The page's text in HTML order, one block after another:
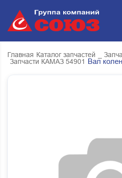
Главная Каталог запчастей
_
Запчасти КАМАЗ 54901 Вал